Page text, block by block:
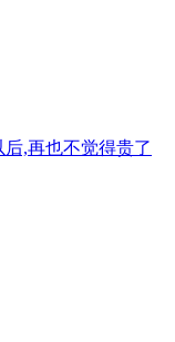
,再也不觉得贵了